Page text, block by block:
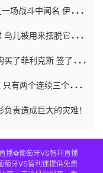
场战斗中闻名 伊万放
鸟儿被用来摆脱它
买了菲利克斯 签了7年
有两个连续三个连续
责造成巨大的灾难！
播⚽️葡萄牙VS智利直播
牙VS智利迷提供免费